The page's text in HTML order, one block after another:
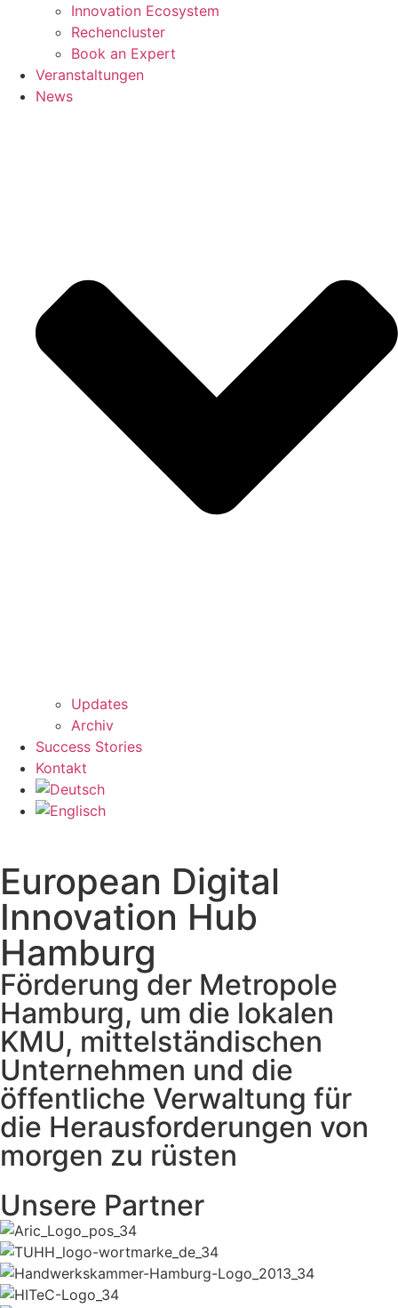
Innovation Ecosystem
Rechencluster​
Book an Expert
Veranstaltungen
News
Updates
Archiv
Success Stories
Kontakt
European Digital
Innovation Hub
Hamburg
Förderung der Metropole
Hamburg, um die lokalen
KMU, mittelständischen
Unternehmen und die
öffentliche Verwaltung für
die Herausforderungen von
morgen zu rüsten
Unsere Partner